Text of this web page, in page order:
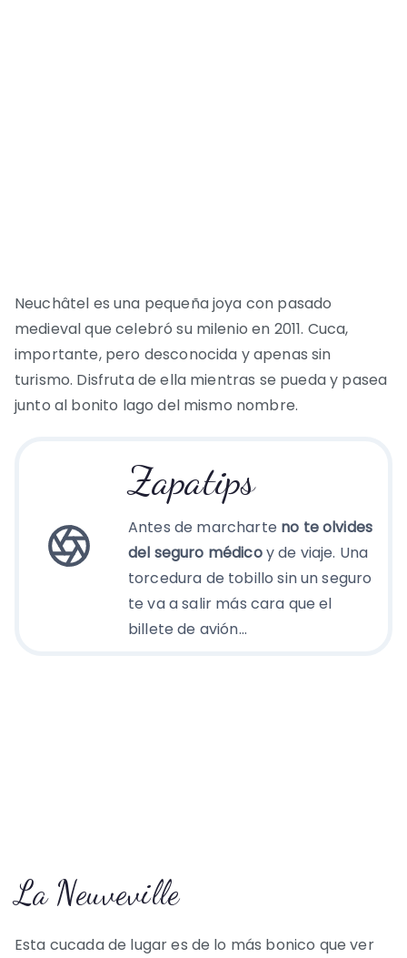
Neuchâtel es una pequeña joya con pasado
medieval que celebró su milenio en 2011. Cuca,
importante, pero desconocida y apenas sin
turismo. Disfruta de ella mientras se pueda y pasea
junto al bonito lago del mismo nombre.
Zapatips
Antes de marcharte no te olvides
del seguro médicoy de viaje. Una
torcedura de tobillo sin un seguro
te va a salir más cara que el
billete de avión…
La Neuveville
Esta cucada de lugar es de lo más bonico que ver